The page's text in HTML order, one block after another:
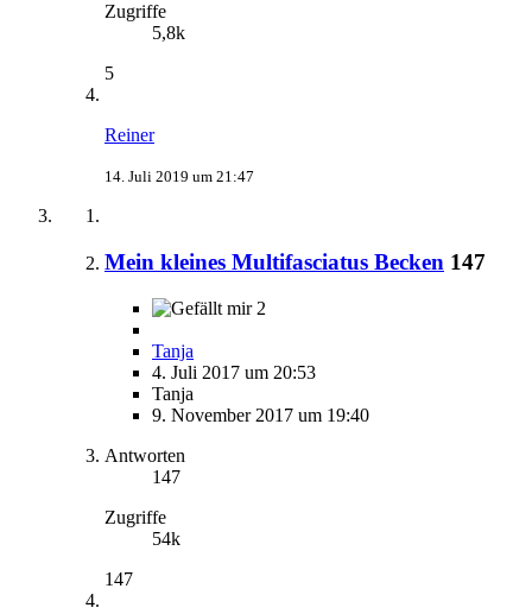
Zugriffe
5,8k
5
Reiner
14. Juli 2019 um 21:47
Mein kleines Multifasciatus Becken 147
2
Tanja
4. Juli 2017 um 20:53
Tanja
9. November 2017 um 19:40
Antworten
147
Zugriffe
54k
147